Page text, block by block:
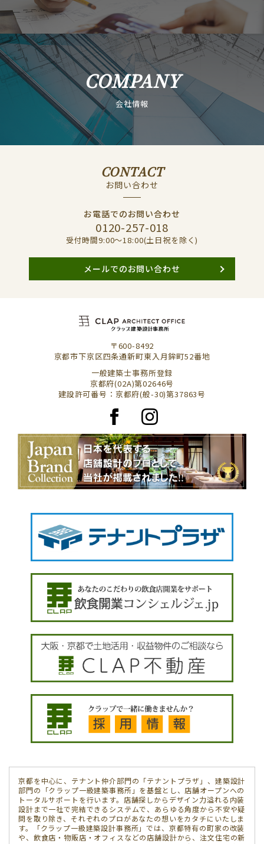
COMPANY
会社情報
CONTACT
お問い合わせ
お電話でのお問い合わせ
0120-257-018
受付時間9:00〜18:00(土日祝を除く)
メールでのお問い合わせ
〒600-8492
京都市下京区四条通新町東入月鉾町52番地
一般建築士事務所登録
京都府(02A)第02646号
建設許可番号：京都府(般-30)第37863号
京都を中心に、テナント仲介部門の「テナントプラザ」、建築設計
部門の「クラップ一級建築事務所」を基盤とし、店舗オープンへの
トータルサポートを行います。店舗探しからデザイン力溢れる内装
設計まで一社で完結できるシステムで、あらゆる角度から不安や疑
問を取り除き、それぞれのプロがあなたの想いをカタチにいたしま
す。「クラップ一級建築設計事務所」では、京都特有の町家の改装
や、飲食店・物販店・オフィスなどの店舗設計から、注文住宅の新